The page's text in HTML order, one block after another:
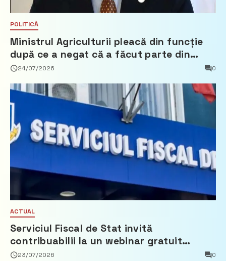
POLITICĂ
Ministrul Agriculturii pleacă din funcție
după ce a negat că a făcut parte din
Partidul Democrat
24/07/2026 0
ACTUAL
Serviciul Fiscal de Stat invită
contribuabilii la un webinar gratuit
privind calculul impozitului pe bunurile
23/07/2026 0